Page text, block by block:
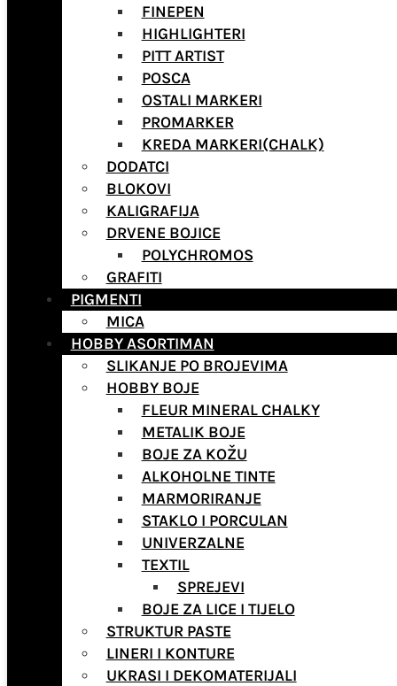
FINEPEN
HIGHLIGHTERI
PITT ARTIST
POSCA
OSTALI MARKERI
PROMARKER
KREDA MARKERI(CHALK)
DODATCI
BLOKOVI
KALIGRAFIJA
DRVENE BOJICE
POLYCHROMOS
GRAFITI
PIGMENTI
MICA
HOBBY ASORTIMAN
SLIKANJE PO BROJEVIMA
HOBBY BOJE
FLEUR MINERAL CHALKY
METALIK BOJE
BOJE ZA KOŽU
ALKOHOLNE TINTE
MARMORIRANJE
STAKLO I PORCULAN
UNIVERZALNE
TEXTIL
SPREJEVI
BOJE ZA LICE I TIJELO
STRUKTUR PASTE
LINERI I KONTURE
UKRASI I DEKOMATERIJALI